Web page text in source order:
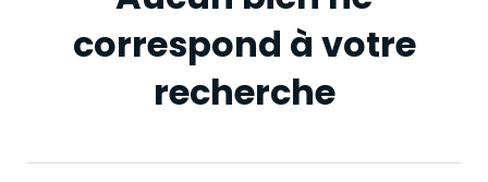
correspond à votre
recherche